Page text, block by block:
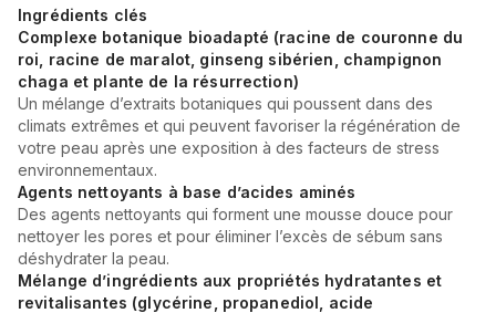
Ingrédients clés
Complexe botanique bioadapté (racine de couronne du
roi, racine de maralot, ginseng sibérien, champignon
chaga et plante de la résurrection)
Un mélange d’extraits botaniques qui poussent dans des
climats extrêmes et qui peuvent favoriser la régénération de
votre peau après une exposition à des facteurs de stress
environnementaux.
Agents nettoyants à base d’acides aminés
Des agents nettoyants qui forment une mousse douce pour
nettoyer les pores et pour éliminer l’excès de sébum sans
déshydrater la peau.
Mélange d’ingrédients aux propriétés hydratantes et
revitalisantes (glycérine, propanediol, acide